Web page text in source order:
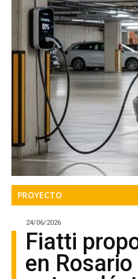
PROYECTO
24/06/2026
Fiatti
en